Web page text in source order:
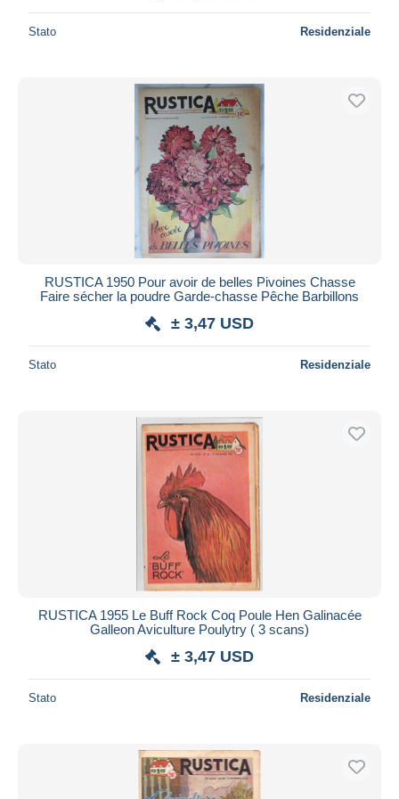
Stato Residenziale
RUSTICA 1950 Pour avoir de belles Pivoines Chasse
Faire sécher la poudre Garde-chasse Pêche Barbillons
± 3,47 USD
Stato Residenziale
RUSTICA 1955 Le Buff Rock Coq Poule Hen Galinacée
Galleon Aviculture Poulytry ( 3 scans)
± 3,47 USD
Stato Residenziale